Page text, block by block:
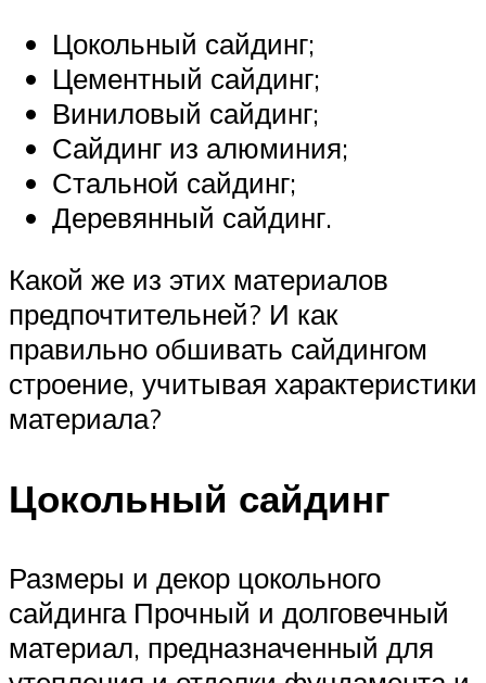
Цокольный сайдинг;
Цементный сайдинг;
Виниловый сайдинг;
Сайдинг из алюминия;
Стальной сайдинг;
Деревянный сайдинг.
Какой же из этих материалов
предпочтительней? И как
правильно обшивать сайдингом
строение, учитывая характеристики
материала?
Цокольный сайдинг
Размеры и декор цокольного
сайдинга Прочный и долговечный
материал, предназначенный для